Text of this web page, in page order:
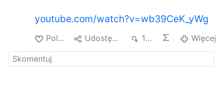
youtube.com/watch?v=wb39CeK_yWg
Polub Udostępnij 125 Więcej